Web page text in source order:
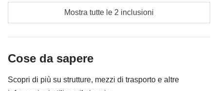
essere necessario implementarla ulteriormente, in ogni
caso verrà restituita la differenza non utilizzata.
Cassa comune del coordinatore
coordinatore. Le attività pagate con la Cassa Comune
condizioni; WeRoad non interviene nella gestione né
Mostra tutte le 2 inclusioni
Cose da sapere
Scopri di più su strutture, mezzi di trasporto e altre